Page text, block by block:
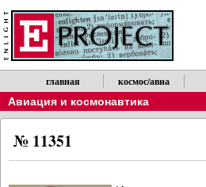
главная космос/авиа
Авиация и космонавтика
№ 11351